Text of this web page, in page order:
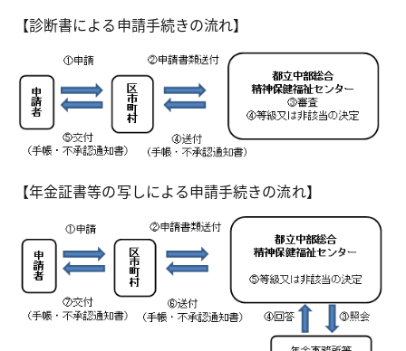
【診断書による申請手続きの流れ】
【年金証書等の写しによる申請手続きの流れ】